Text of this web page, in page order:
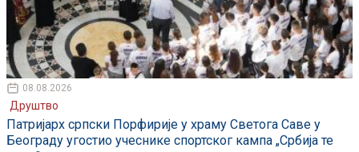
08.08.2026
Друштво
Патријарх српски Порфирије у храму Светога Саве у
Београду угостио учеснике спортског кампа „Србија те